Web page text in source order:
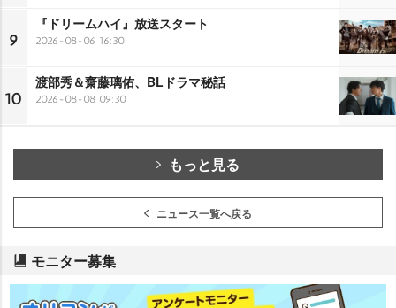
9
『ドリームハイ』放送スタート
2026-08-06 16:30
10
渡部秀＆齋藤璃佑、BLドラマ秘話
2026-08-08 09:30
もっと見る
ニュース一覧へ戻る
モニター募集